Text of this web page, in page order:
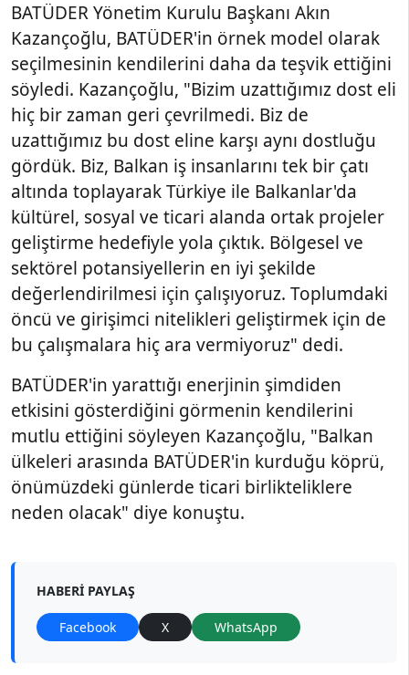
BATÜDER Yönetim Kurulu Başkanı Akın
Kazançoğlu, BATÜDER'in örnek model olarak
seçilmesinin kendilerini daha da teşvik ettiğini
söyledi. Kazançoğlu, "Bizim uzattığımız dost eli
hiç bir zaman geri çevrilmedi. Biz de
uzattığımız bu dost eline karşı aynı dostluğu
gördük. Biz, Balkan iş insanlarını tek bir çatı
altında toplayarak Türkiye ile Balkanlar'da
kültürel, sosyal ve ticari alanda ortak projeler
geliştirme hedefiyle yola çıktık. Bölgesel ve
sektörel potansiyellerin en iyi şekilde
değerlendirilmesi için çalışıyoruz. Toplumdaki
öncü ve girişimci nitelikleri geliştirmek için de
bu çalışmalara hiç ara vermiyoruz" dedi.
BATÜDER'in yarattığı enerjinin şimdiden
etkisini gösterdiğini görmenin kendilerini
mutlu ettiğini söyleyen Kazançoğlu, "Balkan
ülkeleri arasında BATÜDER'in kurduğu köprü,
önümüzdeki günlerde ticari birlikteliklere
neden olacak" diye konuştu.
HABERI PAYLAŞ
Facebook X WhatsApp